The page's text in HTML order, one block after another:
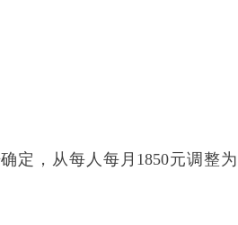
定，从每人每月1850元调整为